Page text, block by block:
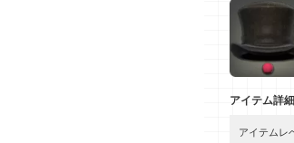
アイテム詳細
アイテムレ